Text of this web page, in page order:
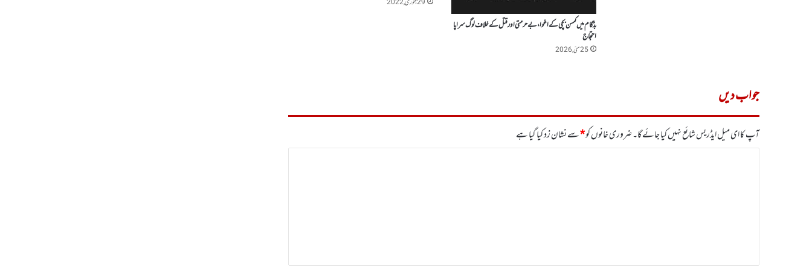
بڈگام میں کمسن بچی کے اغوا، بے حرمتی اور قتل کے خلاف لوگ سراپا
احتجاج
25 مئی, 2026
29 جنوری, 2022
جواب دیں
آپ کا ای میل ایڈریس شائع نہیں کیا جائے گا۔ضروری خانوں کو*سے نشان زد کیا گیا ہے